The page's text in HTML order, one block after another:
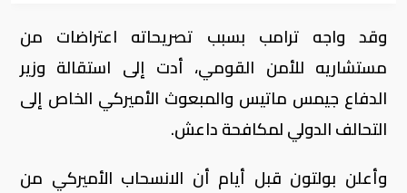
وقد واجه ترامب بسبب تصريحاته اعتراضات من
مستشاريه للأمن القومي، أدت إلى استقالة وزير
الدفاع جيمس ماتيس والمبعوث الأميركي الخاص إلى
التحالف الدولي لمكافحة داعش.
وأعلن بولتون قبل أيام أن الانسحاب الأميركي من